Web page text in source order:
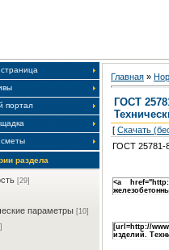
портал
раздела
[29]
пapaмeтpы [10]
Главная »
ГОСТ
[ Скачать
ГОСТ 25781-
<a
[url=http://
изделий.